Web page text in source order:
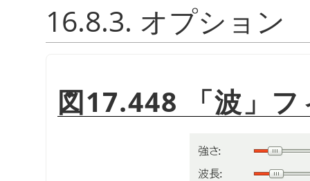
16.8.3. オプション
図17.448 「波 」